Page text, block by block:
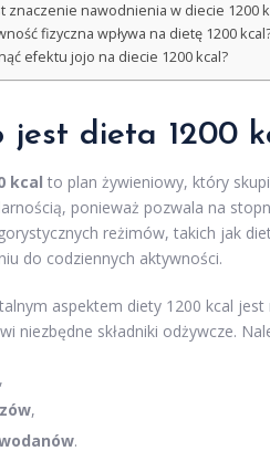
znaczenie nawodnienia w diecie 1200
fizyczna wpływa na dietę 1200
efektu jojo na diecie 1200 kcal?
jest dieta 1200
kcal to plan żywieniowy, który
ponieważ pozwala na
reżimów, takich jak
do codziennych aktywności.
aspektem diety 1200 kcal
niezbędne składniki odżywcze.
,
,
.